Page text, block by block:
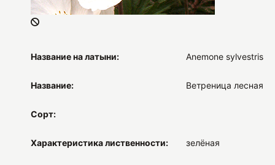
Название на латыни: Anemone sylvestris
Название: Ветреница лесная
Сорт:
Характеристика лиственности: зелёная